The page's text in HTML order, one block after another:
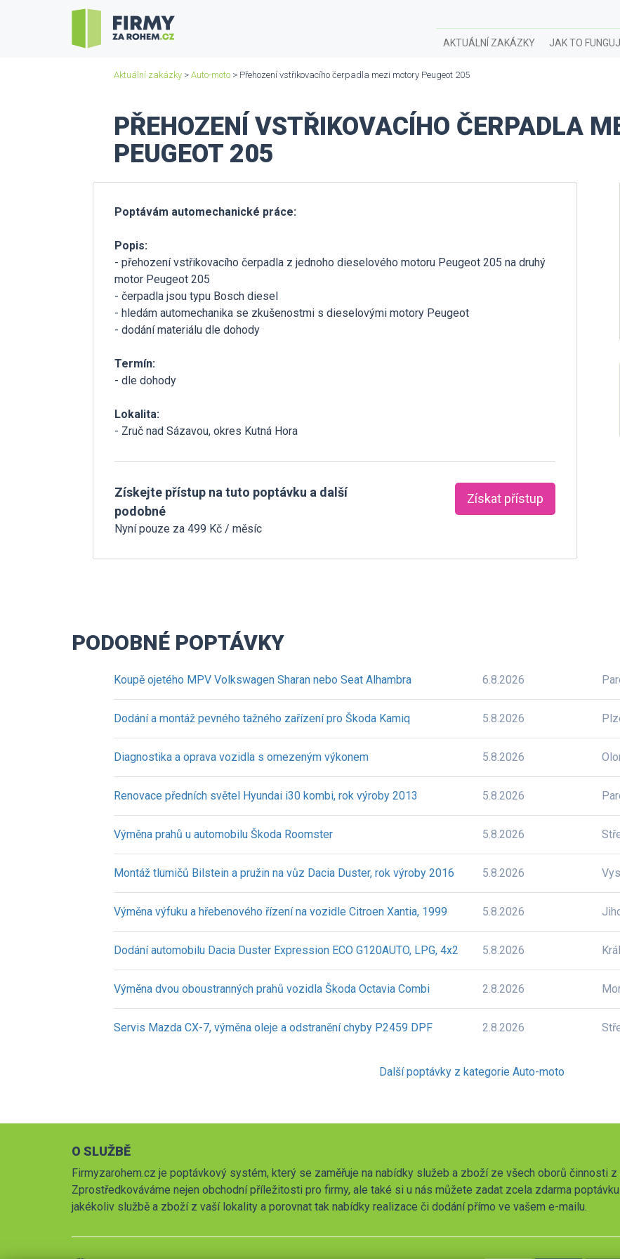
AKTUÁLNÍ ZAKÁZKY JAK TO
Aktuální zakázky > Auto-moto > Přehození vstřikovacího čerpadla mezi motory Peugeot 205
PŘEHOZENÍ VSTŘIKOVACÍHO ČERPADLA
PEUGEOT 205
Poptávám automechanické práce:
Popis:
- přehození vstřikovacího čerpadla z jednoho dieselového motoru Peugeot 205 na druhý
motor Peugeot 205
- čerpadla jsou typu Bosch diesel
- hledám automechanika se zkušenostmi s dieselovými motory Peugeot
- dodání materiálu dle dohody
Termín:
- dle dohody
Lokalita:
- Zruč nad Sázavou, okres Kutná Hora
Získejte přístup na tuto poptávku a další
podobné
Nyní pouze za 499 Kč / měsíc
Získat přístup
PODOBNÉ POPTÁVKY
Koupě ojetého MPV Volkswagen Sharan nebo Seat Alhambra 6.8.2026
Dodání a montáž pevného tažného zařízení pro Škoda Kamiq 5.8.2026
Diagnostika a oprava vozidla s omezeným výkonem 5.8.2026
Renovace předních světel Hyundai i30 kombi, rok výroby 2013 5.8.2026
Výměna prahů u automobilu Škoda Roomster 5.8.2026
Montáž tlumičů Bilstein a pružin na vůz Dacia Duster, rok výroby 2016 5.8.2026
Výměna výfuku a hřebenového řízení na vozidle Citroen Xantia, 1999 5.8.2026
Dodání automobilu Dacia Duster Expression ECO G120AUTO, LPG, 4x2 5.8.2026
Výměna dvou oboustranných prahů vozidla Škoda Octavia Combi 2.8.2026
Servis Mazda CX-7, výměna oleje a odstranění chyby P2459 DPF 2.8.2026
Další poptávky z kategorie Auto-moto
O SLUŽBĚ
Firmyzarohem.cz je poptávkový systém, který se zaměřuje na nabídky služeb a zboží ze všech oborů činnosti z
Zprostředkováváme nejen obchodní příležitosti pro firmy, ale také si u nás můžete zadat zcela zdarma
jakékoliv službě a zboží z vaší lokality a porovnat tak nabídky realizace či dodání přímo ve vašem e-mailu.